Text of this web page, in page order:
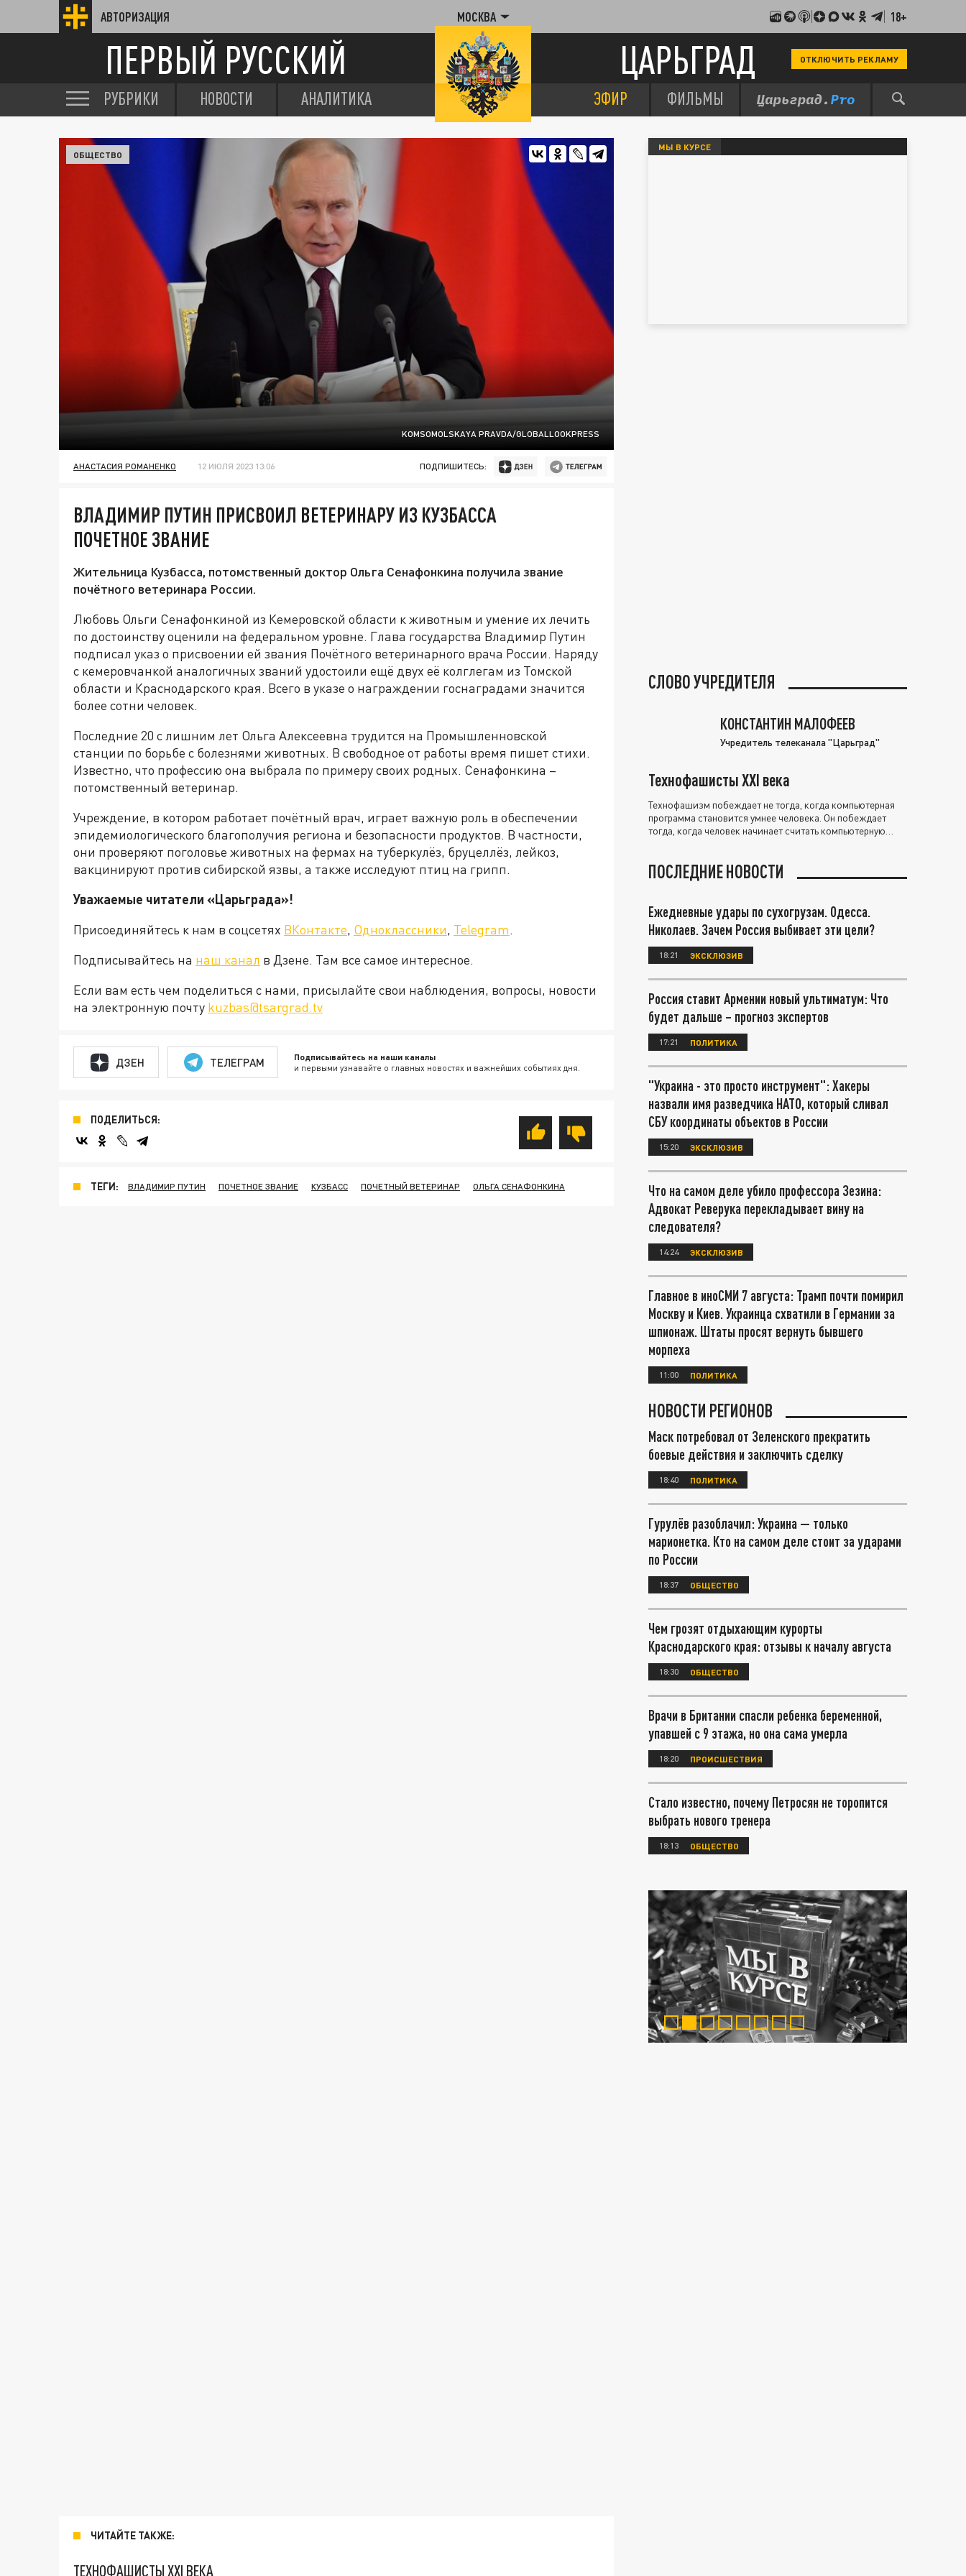
АВТОРИЗАЦИЯ МОСКВА 18+
ПЕРВЫЙ РУССКИЙ ЦАРЬГРАД ОТКЛЮЧИТЬ РЕКЛАМУ
РУБРИКИ НОВОСТИ АНАЛИТИКА ЭФИР ФИЛЬМЫ
KOMSOMOLSKAYA PRAVDA/GLOBALLOOKPRESS
ОБЩЕСТВО
АНАСТАСИЯ РОМАНЕНКО 12 ИЮЛЯ 2023 13:06 ПОДПИШИТЕСЬ:
ВЛАДИМИР ПУТИН ПРИСВОИЛ ВЕТЕРИНАРУ ИЗ КУЗБАССА
ПОЧЕТНОЕ ЗВАНИЕ
Жительница Кузбасса, потомственный доктор Ольга Сенафонкина получила звание
почётного ветеринара России.
Любовь Ольги Сенафонкиной из Кемеровской области к животным и умение их лечить
по достоинству оценили на федеральном уровне. Глава государства Владимир Путин
подписал указ о присвоении ей звания Почётного ветеринарного врача России. Наряду
с кемеровчанкой аналогичных званий удостоили ещё двух её колглегам из Томской
области и Краснодарского края. Всего в указе о награждении госнаградами значится
более сотни человек.
Последние 20 с лишним лет Ольга Алексеевна трудится на Промышленновской
станции по борьбе с болезнями животных. В свободное от работы время пишет стихи.
Известно, что профессию она выбрала по примеру своих родных. Сенафонкина –
потомственный ветеринар.
Учреждение, в котором работает почётный врач, играет важную роль в обеспечении
эпидемиологического благополучия региона и безопасности продуктов. В частности,
они проверяют поголовье животных на фермах на туберкулёз, бруцеллёз, лейкоз,
вакцинируют против сибирской язвы, а также исследуют птиц на грипп.
Уважаемые читатели «Царьграда»!
Присоединяйтесь к нам в соцсетях ВКонтакте, Одноклассники, Telegram.
Подписывайтесь на наш канал в Дзене. Там все самое интересное.
Если вам есть чем поделиться с нами, присылайте свои наблюдения, вопросы, новости
на электронную почту kuzbas@tsargrad.tv
ДЗЕН ТЕЛЕГРАМ Подписывайтесь на наши каналы
и первыми узнавайте о главных новостях и важнейших событиях дня.
ПОДЕЛИТЬСЯ:
ТЕГИ: ВЛАДИМИР ПУТИН ПОЧЕТНОЕ ЗВАНИЕ КУЗБАСС ПОЧЕТНЫЙ ВЕТЕРИНАР ОЛЬГА СЕНАФОНКИНА
ЧИТАЙТЕ ТАКЖЕ:
ТЕХНОФАШИСТЫ XXI ВЕКА
МЫ В КУРСЕ
СЛОВО УЧРЕДИТЕЛЯ
КОНСТАНТИН МАЛОФЕЕВ
Учредитель телеканала "Царьград"
Технофашисты XXI века
Технофашизм побеждает не тогда, когда компьютерная
программа становится умнее человека. Он побеждает
тогда, когда человек начинает считать компьютерную
ПОСЛЕДНИЕ НОВОСТИ
Ежедневные удары по сухогрузам. Одесса.
Николаев. Зачем Россия выбивает эти цели?
18:21 ЭКСКЛЮЗИВ
Россия ставит Армении новый ультиматум: Что
будет дальше – прогноз экспертов
17:21 ПОЛИТИКА
"Украина - это просто инструмент": Хакеры
назвали имя разведчика НАТО, который сливал
СБУ координаты объектов в России
15:20 ЭКСКЛЮЗИВ
Что на самом деле убило профессора Зезина:
Адвокат Реверука перекладывает вину на
следователя?
14:24 ЭКСКЛЮЗИВ
Главное в иноСМИ 7 августа: Трамп почти помирил
Москву и Киев. Украинца схватили в Германии за
шпионаж. Штаты просят вернуть бывшего
морпеха
11:00 ПОЛИТИКА
НОВОСТИ РЕГИОНОВ
Маск потребовал от Зеленского прекратить
боевые действия и заключить сделку
18:40 ПОЛИТИКА
Гурулёв разоблачил: Украина — только
марионетка. Кто на самом деле стоит за ударами
по России
18:37 ОБЩЕСТВО
Чем грозят отдыхающим курорты
Краснодарского края: отзывы к началу августа
18:30 ОБЩЕСТВО
Врачи в Британии спасли ребенка беременной,
упавшей с 9 этажа, но она сама умерла
18:20 ПРОИСШЕСТВИЯ
Стало известно, почему Петросян не торопится
выбрать нового тренера
18:13 ОБЩЕСТВО